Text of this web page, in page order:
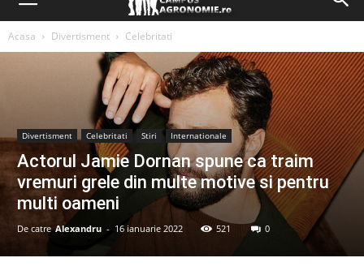
Acasa Divertisment Celebritati
Divertisment Celebritati Stiri Internationale
Actorul Jamie Dornan spune ca traim
vremuri grele din multe motive si pentru
multi oameni
De catre Alexandru - 16 ianuarie 2022 521 0